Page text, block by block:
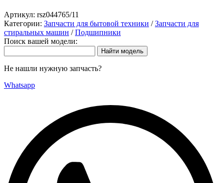
Артикул: rsz044765/11
Категории: Запчасти для бытовой техники /Запчасти для
стиральных машин /Подшипники
Поиск вашей модели:
Не нашли нужную запчасть?
Whatsapp